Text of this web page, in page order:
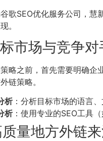
歌SEO优化服务公司，
。
市场与竞争对
略之前，首先需要明确企
链策略。
析：分析目标市场的语言
析：使用专业的SEO工具
量地方外链